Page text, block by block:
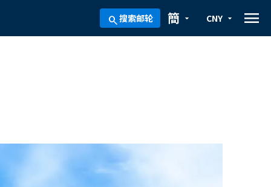
search搜索邮轮 arrow_drop_down
簡 arrow_drop_down
CNY menu